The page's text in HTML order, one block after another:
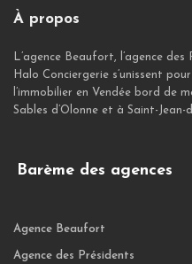
À propos
L’agence Beaufort, l’agence
Halo Conciergerie s’unissent
l’immobilier en Vendée bord de
Sables d’Olonne et à Saint-Jean-
Barème des agences
Agence Beaufort
Agence des Présidents